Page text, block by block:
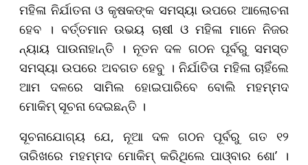
ମହିଳା ନିର୍ଯାତନା ଓ କୃଷକଙ୍କ ସମସ୍ୟା ଉପରେ ଆଲୋଚନା
ହେବ । ବର୍ତ୍ତମାନ ଉଭୟ ଚାଷୀ ଓ ମହିଳା ମାନେ ନିଜର
ନ୍ୟାୟ ପାଉନାହାନ୍ତି । ନୂତନ ଦଳ ଗଠନ ପୂର୍ବରୁ ସମସ୍ତ
ସମସ୍ୟା ଉପରେ ଅବଗତ ହେବୁ । ନିର୍ଯାତିତା ମହିଳା ଚାହିଁଲେ
ଆମ ଦଳରେ ସାମିଲ ହୋଇପାରିବେ ବୋଲି ମହମ୍ମଦ
ମୋକିମ୍ ସୂଚନା ଦେଇଛନ୍ତି ।
ସୂଚନାଯୋଗ୍ୟ ଯେ, ନୂଆ ଦଳ ଗଠନ ପୂର୍ବରୁ ଗତ ୧୨
ତାରିଖରେ ମହମ୍ମଦ ମୋକିମ୍ କରିଥିଲେ ପାଓ୍ବାର ଶୋ’ ।